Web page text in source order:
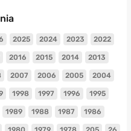
2025 2024 2023 2022
2016 2015 2014 2013
2007 2006 2005 2004
1998 1997 1996 1995
1989 1988 1987 1986